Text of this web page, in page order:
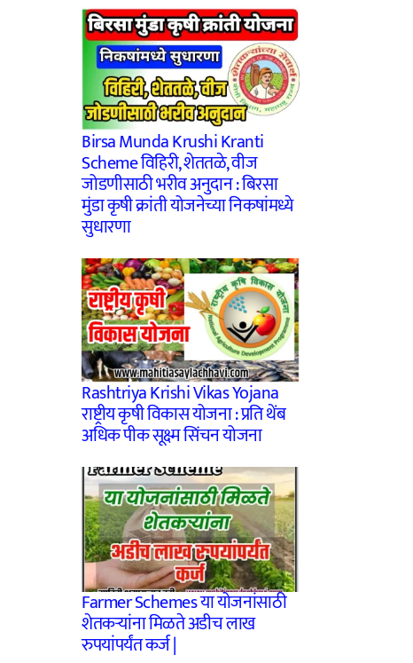
Birsa Munda Krushi Kranti
Scheme विहिरी, शेततळे, वीज
जोडणीसाठी भरीव अनुदान : बिरसा
मुंडा कृषी क्रांती योजनेच्या निकषांमध्ये
सुधारणा
Rashtriya Krishi Vikas Yojana
राष्ट्रीय कृषी विकास योजना : प्रति थेंब
अधिक पीक सूक्ष्म सिंचन योजना
Farmer Schemes या योजनांसाठी
शेतकऱ्यांना मिळते अडीच लाख
रुपयांपर्यंत कर्ज |